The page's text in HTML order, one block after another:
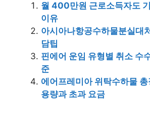
월 400만원 근로소득자도
이유
아시아나항공수하물분실대
담팁
핀에어 운임 유형별 취소 수
준
에어프레미아 위탁수하물 총
용량과 초과 요금